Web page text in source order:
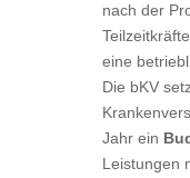
nach der
eine
Die bKV
Jahr ein
Leistungen